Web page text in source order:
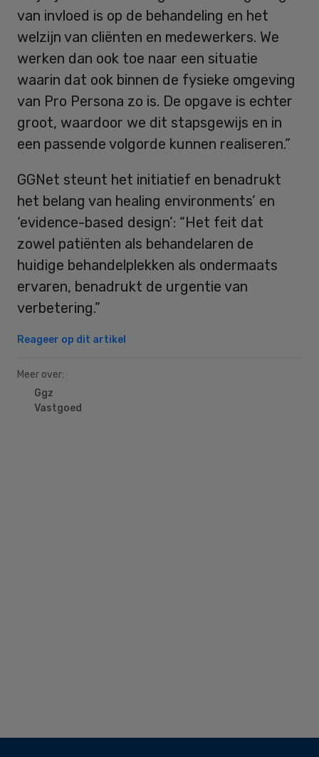
van invloed is op de behandeling en het
welzijn van cliënten en medewerkers. We
werken dan ook toe naar een situatie
waarin dat ook binnen de fysieke omgeving
van Pro Persona zo is. De opgave is echter
groot, waardoor we dit stapsgewijs en in
een passende volgorde kunnen realiseren.”
GGNet steunt het initiatief en benadrukt
het belang van healing environments’ en
‘evidence-based design’: “Het feit dat
zowel patiënten als behandelaren de
huidige behandelplekken als ondermaats
ervaren, benadrukt de urgentie van
verbetering.”
Reageer op dit artikel
Meer over:
Ggz
Vastgoed